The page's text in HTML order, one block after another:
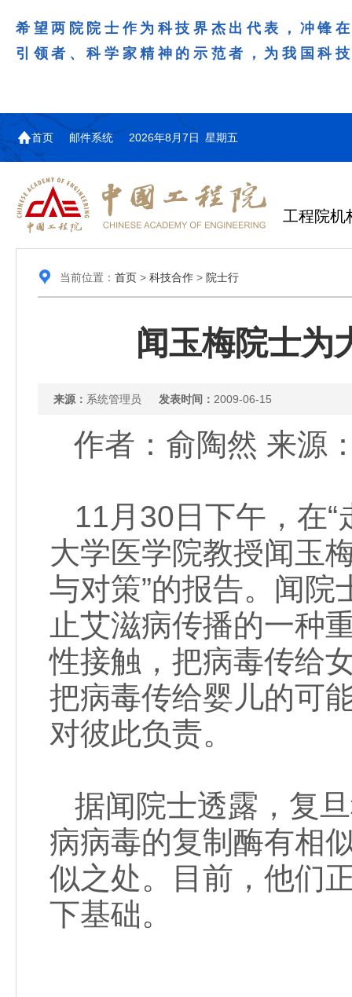
希望两院院士作为科技界杰出代表，冲锋
引领者、科学家精神的示范者，为我国科
首页 邮件系统 2026年8月7日 星期五
工程院机
当前位置： 首页> 科技合作> 院士行
闻玉梅院士为
来源： 系统管理员 发表时间： 2009-06-15
作者：俞陶然 来源
11月30日下午，在
大学医学院教授闻玉
与对策”的报告。闻
止艾滋病传播的一种
性接触，把病毒传给
把病毒传给婴儿的可
对彼此负责。
据闻院士透露，复
病病毒的复制酶有相
似之处。目前，他们
下基础。